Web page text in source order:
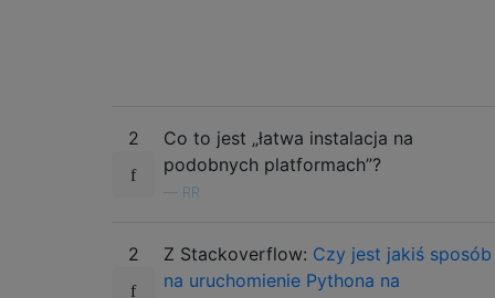
2
Co to jest „łatwa instalacja na
podobnych platformach”?
RR
2 Z Stackoverflow: Czy jest jakiś sposób
na uruchomienie Pythona na